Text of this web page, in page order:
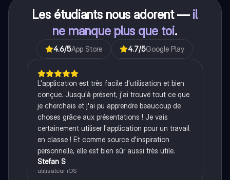
Les étudiants nous adorent — il
ne manque plus que toi.
4.6/5App Store 4.7/5Google Play
L'application est très facile d'utilisation et bien
conçue. Jusqu'à présent, j'ai trouvé tout ce que
je cherchais et j'ai pu apprendre beaucoup de
choses grâce aux présentations ! Je vais
certainement utiliser l'application pour un travail
en classe ! Et comme source d'inspiration
personnelle, elle est bien sûr aussi très utile.
Stefan S
utilisateur iOS